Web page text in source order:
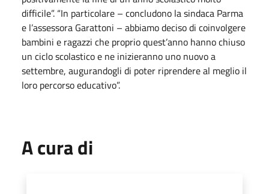
difficile”. “In particolare – concludono la sindaca Parma
e l’assessora Garattoni – abbiamo deciso di coinvolgere
bambini e ragazzi che proprio quest’anno hanno chiuso
un ciclo scolastico e ne inizieranno uno nuovo a
settembre, augurandogli di poter riprendere al meglio il
loro percorso educativo”.
A cura di